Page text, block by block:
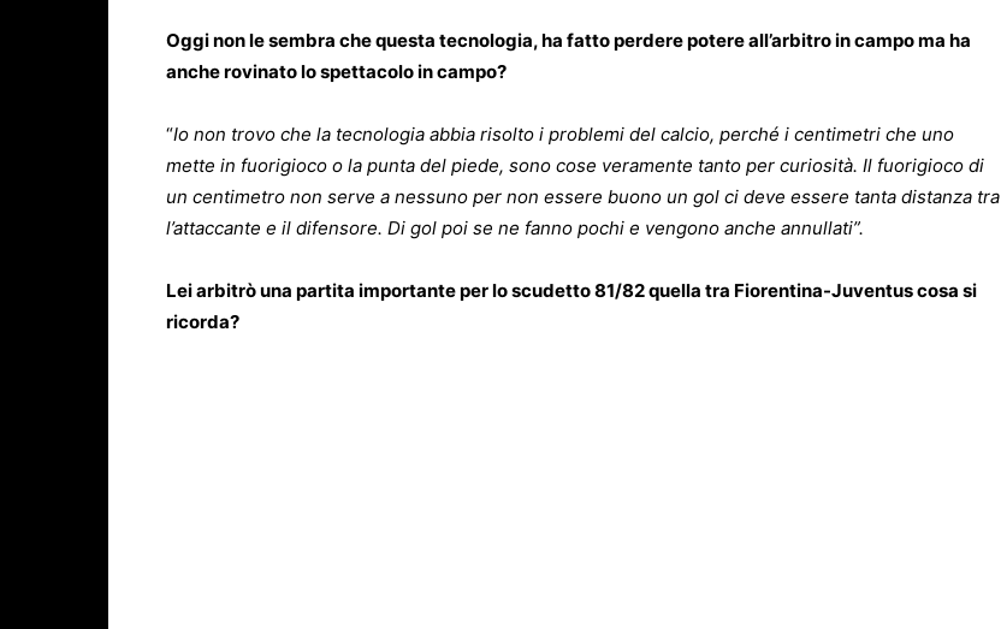
Oggi non le sembra che questa tecnologia, ha fatto perdere potere all’arbitro in campo ma ha
anche rovinato lo spettacolo in campo?
“Io non trovo che la tecnologia abbia risolto i problemi del calcio, perché i centimetri che uno
mette in fuorigioco o la punta del piede, sono cose veramente tanto per curiosità. Il fuorigioco di
un centimetro non serve a nessuno per non essere buono un gol ci deve essere tanta distanza tra
l’attaccante e il difensore. Di gol poi se ne fanno pochi e vengono anche annullati”.
Lei arbitrò una partita importante per lo scudetto 81/82 quella tra Fiorentina-Juventus cosa si
ricorda?